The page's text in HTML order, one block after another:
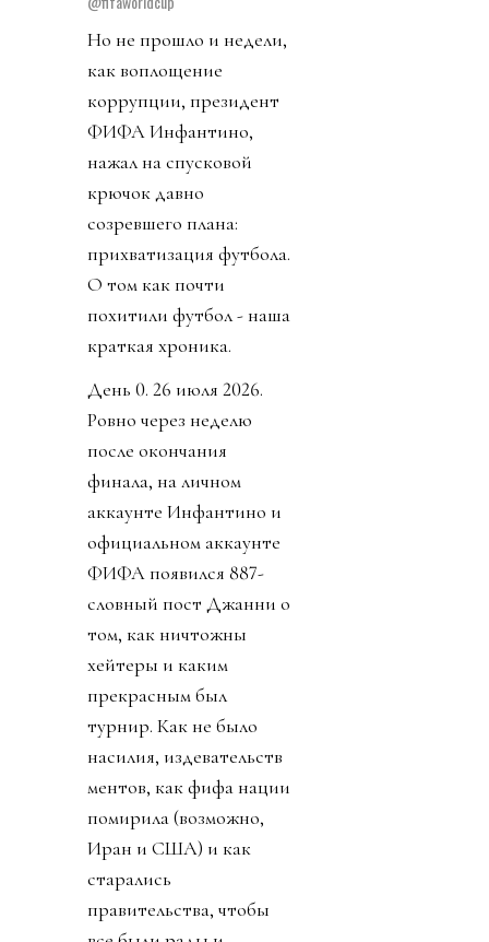
Но не прошло и недели,
как воплощение
коррупции, президент
ФИФА Инфантино,
нажал на спусковой
крючок давно
созревшего плана:
прихватизация футбола.
О том как почти
похитили футбол - наша
краткая хроника.
День 0. 26 июля 2026.
Ровно через неделю
после окончания
финала, на личном
аккаунте Инфантино и
официальном аккаунте
ФИФА появился 887-
словный пост Джанни о
том, как ничтожны
хейтеры и каким
прекрасным был
турнир. Как не было
насилия, издевательств
ментов, как фифа нации
помирила (возможно,
Иран и США) и как
старались
правительства, чтобы